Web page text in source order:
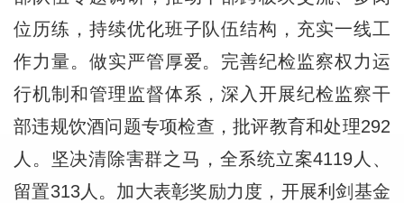
位历练，持续优化班子队伍结构，充实一线工
作力量。做实严管厚爱。完善纪检监察权力运
行机制和管理监督体系，深入开展纪检监察干
部违规饮酒问题专项检查，批评教育和处理292
人。坚决清除害群之马，全系统立案4119人、
留置313人。加大表彰奖励力度，开展利剑基金